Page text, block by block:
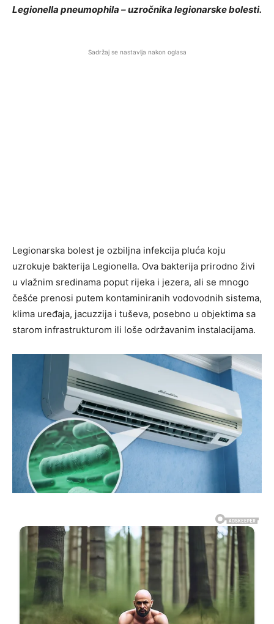
Legionella pneumophila – uzročnika legionarske bolesti.
Sadržaj se nastavlja nakon oglasa
Legionarska bolest je ozbiljna infekcija pluća koju
uzrokuje bakterija Legionella. Ova bakterija prirodno živi
u vlažnim sredinama poput rijeka i jezera, ali se mnogo
češće prenosi putem kontaminiranih vodovodnih sistema,
klima uređaja, jacuzzija i tuševa, posebno u objektima sa
starom infrastrukturom ili loše održavanim instalacijama.